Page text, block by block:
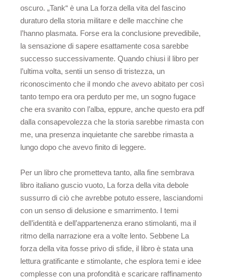
oscuro. „Tank“ è una La forza della vita del fascino
duraturo della storia militare e delle macchine che
l’hanno plasmata. Forse era la conclusione prevedibile,
la sensazione di sapere esattamente cosa sarebbe
successo successivamente. Quando chiusi il libro per
l’ultima volta, sentii un senso di tristezza, un
riconoscimento che il mondo che avevo abitato per così
tanto tempo era ora perduto per me, un sogno fugace
che era svanito con l’alba, eppure, anche questo era pdf
dalla consapevolezza che la storia sarebbe rimasta con
me, una presenza inquietante che sarebbe rimasta a
lungo dopo che avevo finito di leggere.
Per un libro che prometteva tanto, alla fine sembrava
libro italiano guscio vuoto, La forza della vita debole
sussurro di ciò che avrebbe potuto essere, lasciandomi
con un senso di delusione e smarrimento. I temi
dell’identità e dell’appartenenza erano stimolanti, ma il
ritmo della narrazione era a volte lento. Sebbene La
forza della vita fosse privo di sfide, il libro è stata una
lettura gratificante e stimolante, che esplora temi e idee
complesse con una profondità e scaricare raffinamento